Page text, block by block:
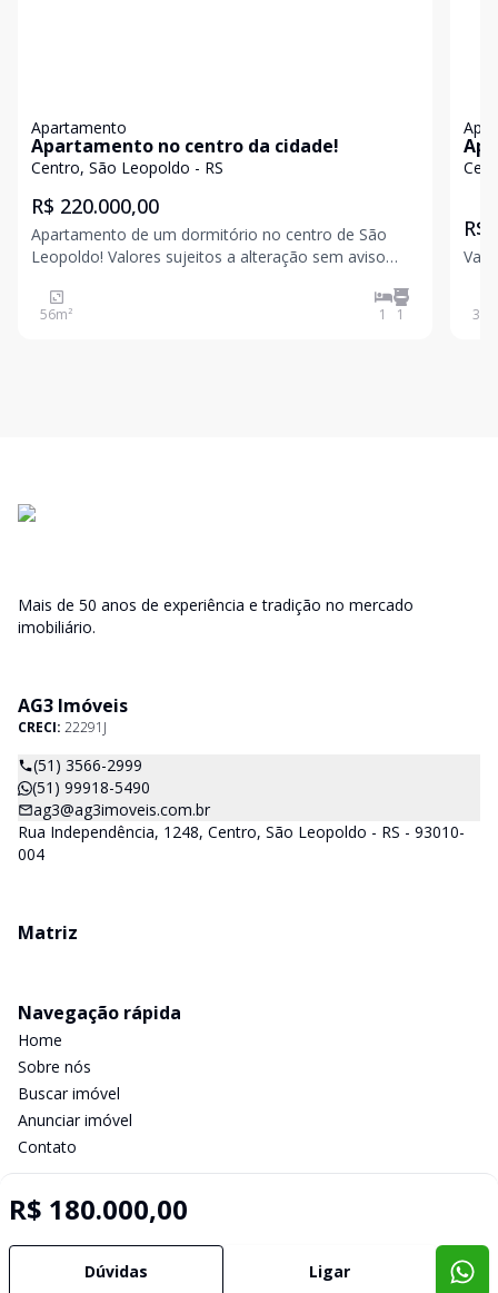
Apartamento
Apartamento no centro da cidade!
Centro, São Leopoldo - RS
R$ 220.000,00
Apartamento de um dormitório no centro de São
Leopoldo! Valores sujeitos a alteração sem aviso
56m² 1 1
R$
35
R$ 180.000,00
Dúvidas Ligar
Mais de 50 anos de experiência e tradição no mercado
imobiliário.
AG3 Imóveis
CRECI: 22291J
(51) 3566-2999
(51) 99918-5490
ag3@ag3imoveis.com.br
Rua Independência, 1248, Centro, São Leopoldo - RS - 93010-
004
Matriz
Navegação rápida
Home
Sobre nós
Buscar imóvel
Anunciar imóvel
Contato
Selo de Tecnologia Loft